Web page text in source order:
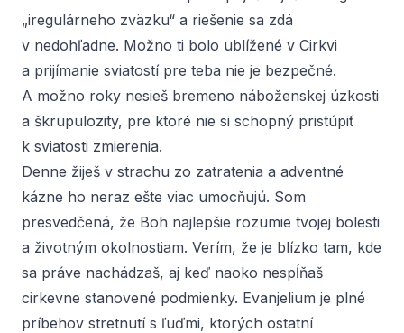
„iregulárneho zväzku“ a riešenie sa zdá
v nedohľadne. Možno ti bolo ublížené v Cirkvi
a prijímanie sviatostí pre teba nie je bezpečné.
A možno roky nesieš bremeno náboženskej úzkosti
a škrupulozity, pre ktoré nie si schopný pristúpiť
k sviatosti zmierenia.
Denne žiješ v strachu zo zatratenia a adventné
kázne ho neraz ešte viac umocňujú. Som
presvedčená, že Boh najlepšie rozumie tvojej bolesti
a životným okolnostiam. Verím, že je blízko tam, kde
sa práve nachádzaš, aj keď naoko nespĺňaš
cirkevne stanovené podmienky. Evanjelium je plné
príbehov stretnutí s ľuďmi, ktorých ostatní